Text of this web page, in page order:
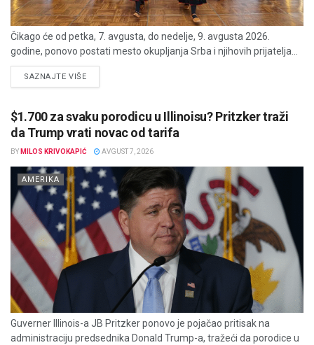
Čikago će od petka, 7. avgusta, do nedelje, 9. avgusta 2026.
godine, ponovo postati mesto okupljanja Srba i njihovih prijatelja...
SAZNAJTE VIŠEDETAILS
$1.700 za svaku porodicu u Illinoisu? Pritzker traži
da Trump vrati novac od tarifa
BY MILOS KRIVOKAPIĆ AVGUST 7, 2026
AMERIKA
Guverner Illinois-a JB Pritzker ponovo je pojačao pritisak na
administraciju predsednika Donald Trump-a, tražeći da porodice u